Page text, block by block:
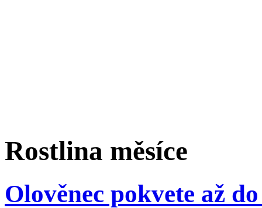
Rostlina měsíce
Olověnec pokvete až